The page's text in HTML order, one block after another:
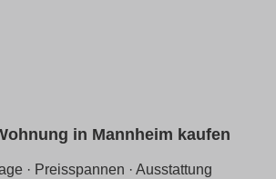
in Mannheim kaufen
· Preisspannen · Ausstattung